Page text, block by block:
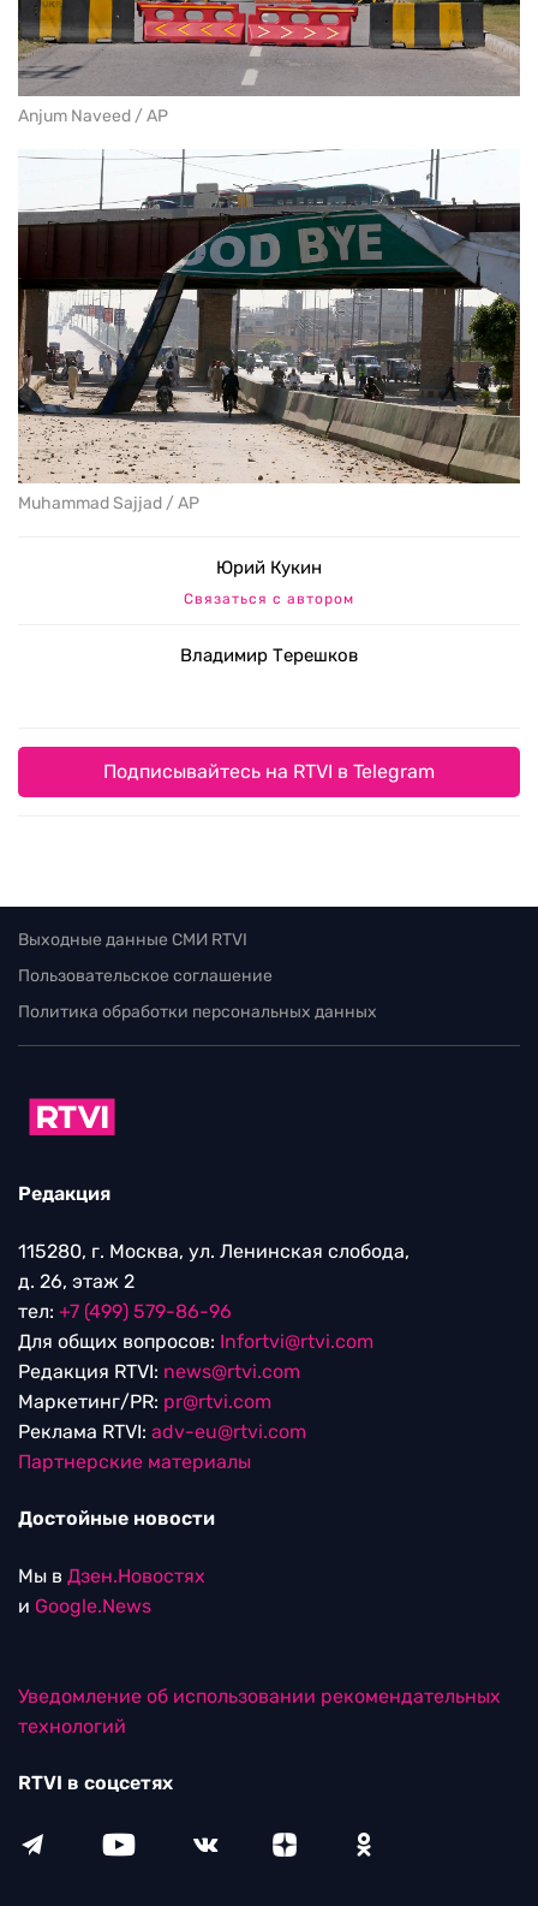
Anjum Naveed / AP
Muhammad Sajjad / AP
Юрий Кукин
Связаться с автором
Владимир Терешков
Подписывайтесь на RTVI в Telegram
Выходные данные СМИ RTVI
Пользовательское соглашение
Политика обработки персональных данных
Редакция
115280, г. Москва, ул. Ленинская слобода,
д. 26, этаж 2
тел: +7 (499) 579-86-96
Для общих вопросов: Infortvi@rtvi.com
Редакция RTVI: news@rtvi.com
Маркетинг/PR: pr@rtvi.com
Реклама RTVI: adv-eu@rtvi.com
Партнерские материалы
Достойные новости
Мы в Дзен.Новостях
и Google.News
Уведомление об использовании рекомендательных
технологий
RTVI в соцсетях